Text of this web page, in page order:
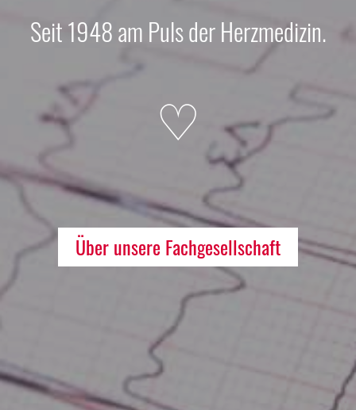
Seit 1948 am Puls der Herzmedizin.
♡
Über unsere Fachgesellschaft